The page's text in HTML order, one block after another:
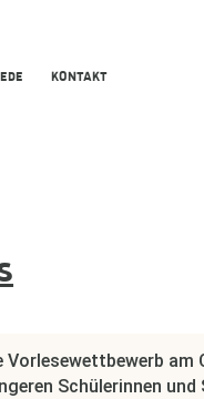
KONTAKT
am
Schülerinnen und